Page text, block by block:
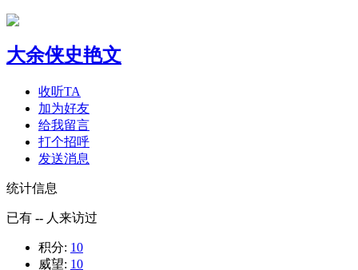
大余侠史艳文
收听TA
加为好友
给我留言
打个招呼
发送消息
统计信息
已有 -- 人来访过
积分: 10
威望: 10